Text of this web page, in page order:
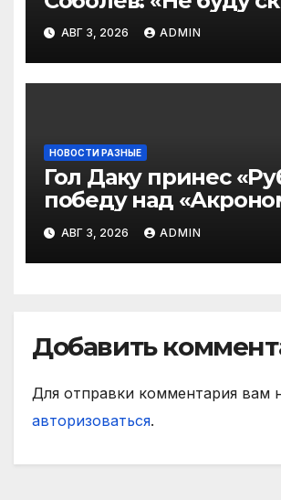
— в Оренбурге всегда
тяжело играть»
АВГ 3, 2026 ADMIN
НОВОСТИ РАЗНЫЕ
Гол Даку принес
победу над
матче РПЛ
АВГ 3, 2026 ADMIN
Добавить
Для отправки комментария вам
авторизоваться.